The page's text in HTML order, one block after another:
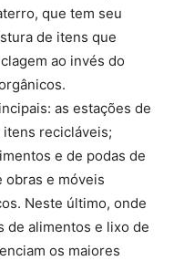
que tem seu
de itens que
ao invés do
as estações de
recicláveis;
e de podas de
obras e móveis
Neste último, onde
de alimentos e lixo de
os maiores